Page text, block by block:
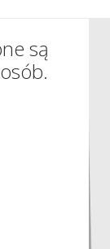
są